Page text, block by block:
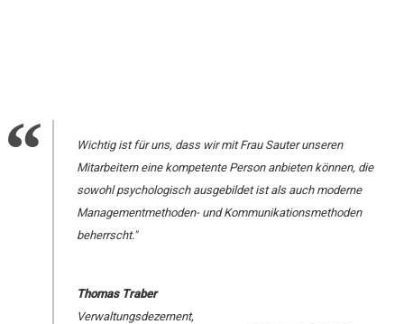
Wichtig ist für uns, dass wir mit Frau Sauter unseren
Mitarbeitern eine kompetente Person anbieten können, die
sowohl psychologisch ausgebildet ist als auch moderne
Managementmethoden- und Kommunikationsmethoden
beherrscht."
Thomas Traber
Verwaltungsdezernent,